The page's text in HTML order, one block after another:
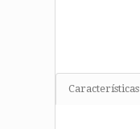
Características